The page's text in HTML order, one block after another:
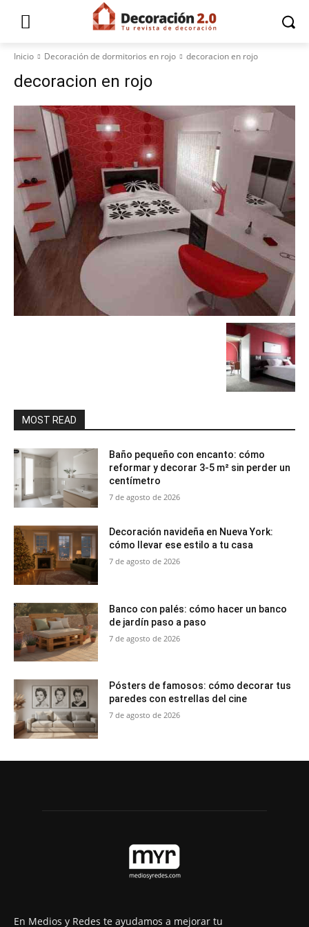
Inicio Decoración de dormitorios en rojo decoracion en rojo
decoracion en rojo
MOST READ
Baño pequeño con encanto: cómo
reformar y decorar 3-5 m² sin perder un
centímetro
7 de agosto de 2026
Decoración navideña en Nueva York:
cómo llevar ese estilo a tu casa
7 de agosto de 2026
Banco con palés: cómo hacer un banco
de jardín paso a paso
7 de agosto de 2026
Pósters de famosos: cómo decorar tus
paredes con estrellas del cine
7 de agosto de 2026
En Medios y Redes te ayudamos a mejorar tu